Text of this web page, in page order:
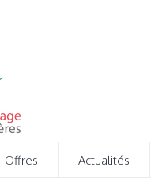
Offres Actualités